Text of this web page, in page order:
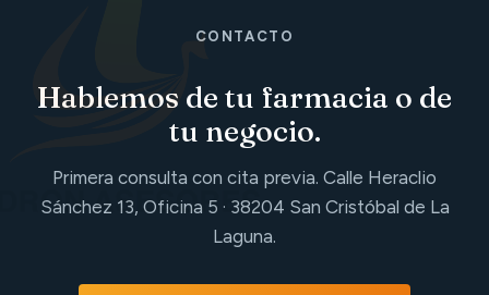
CONTACTO
Hablemos de tu farmacia o de
tu negocio.
Primera consulta con cita previa. Calle Heraclio
Sánchez 13, Oficina 5 · 38204 San Cristóbal de La
Laguna.